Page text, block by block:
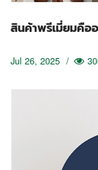
สินค้าพรีเมี่ยมคืออ
Jul 26, 2025 /